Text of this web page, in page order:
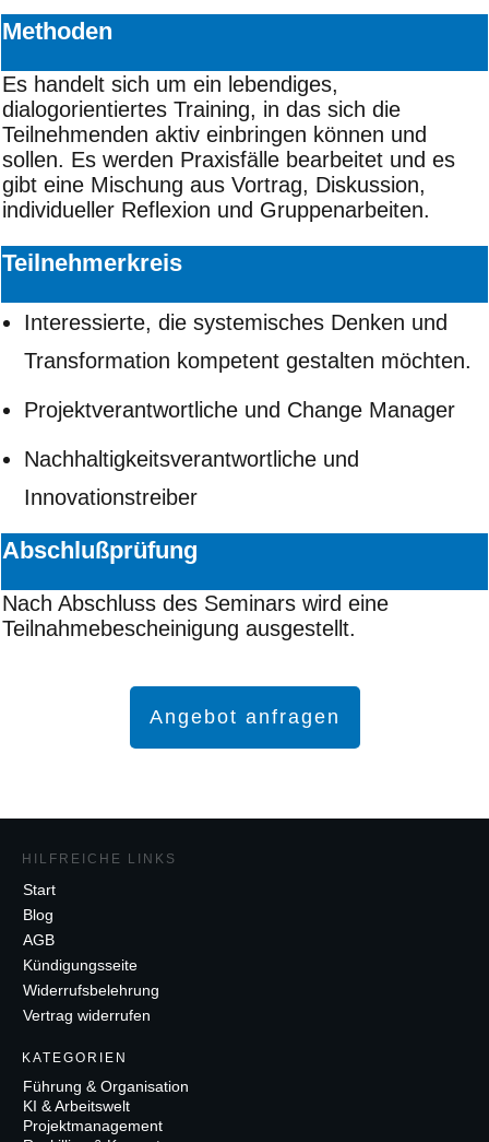
Methoden
Es handelt sich um ein lebendiges,
dialogorientiertes Training, in das sich die
Teilnehmenden aktiv einbringen können und
sollen. Es werden Praxisfälle bearbeitet und es
gibt eine Mischung aus Vortrag, Diskussion,
individueller Reflexion und Gruppenarbeiten.
Teilnehmerkreis
Interessierte, die systemisches Denken und
Transformation kompetent gestalten möchten.
Projektverantwortliche und Change Manager
Nachhaltigkeitsverantwortliche und
Innovationstreiber
Abschlußprüfung
Nach Abschluss des Seminars wird eine
Teilnahmebescheinigung ausgestellt.
Angebot anfragen
HILFREICHE LINKS
Start
Blog
AGB
Kündigungsseite
Widerrufsbelehrung
Vertrag widerrufen
KATEGORIEN
Führung & Organisation
KI & Arbeitswelt
Projektmanagement